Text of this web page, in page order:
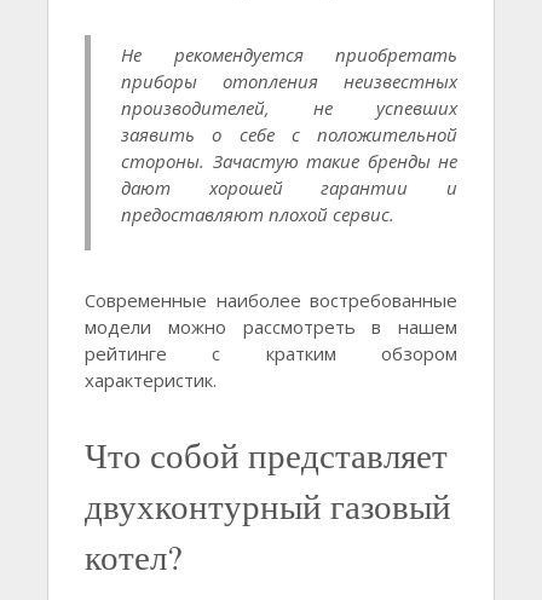
Не рекомендуется приобретать
приборы отопления неизвестных
производителей, не успевших
заявить о себе с положительной
стороны. Зачастую такие бренды не
дают хорошей гарантии и
предоставляют плохой сервис.
Современные наиболее востребованные
модели можно рассмотреть в нашем
рейтинге с кратким обзором
характеристик.
Что собой представляет
двухконтурный газовый
котел?